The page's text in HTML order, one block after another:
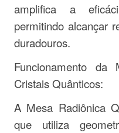
amplifica a
permitindo alcançar
duradouros.
Funcionamento da
Cristais Quânticos:
A Mesa Radiônica
que utiliza